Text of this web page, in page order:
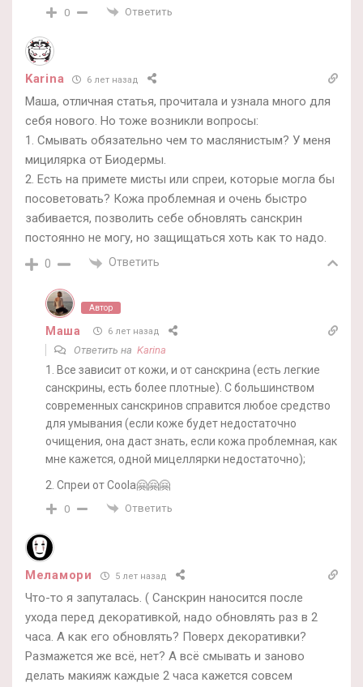
0 Ответить
Karina 6 лет назад
Маша, отличная статья, прочитала и узнала много для
себя нового. Но тоже возникли вопросы:
1. Смывать обязательно чем то маслянистым? У меня
мицилярка от Биодермы.
2. Есть на примете мисты или спреи, которые могла бы
посоветовать? Кожа проблемная и очень быстро
забивается, позволить себе обновлять санскрин
постоянно не могу, но защищаться хоть как то надо.
0 Ответить
Автор
Маша 6 лет назад
Ответить на Karina
1. Все зависит от кожи, и от санскрина (есть легкие
санскрины, есть более плотные). С большинством
современных санскринов справится любое средство
для умывания (если коже будет недостаточно
очищения, она даст знать, если кожа проблемная, как
мне кажется, одной мицеллярки недостаточно);
2. Спреи от Coola🤗🤗🤗
0 Ответить
Меламори 5 лет назад
Что-то я запуталась. ( Санскрин наносится после
ухода перед декоративкой, надо обновлять раз в 2
часа. А как его обновлять? Поверх декоративки?
Размажется же всё, нет? А всё смывать и заново
делать макияж каждые 2 часа кажется совсем